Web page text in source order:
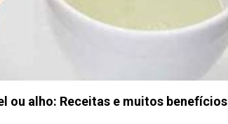
ou alho: Receitas e muitos benefícios